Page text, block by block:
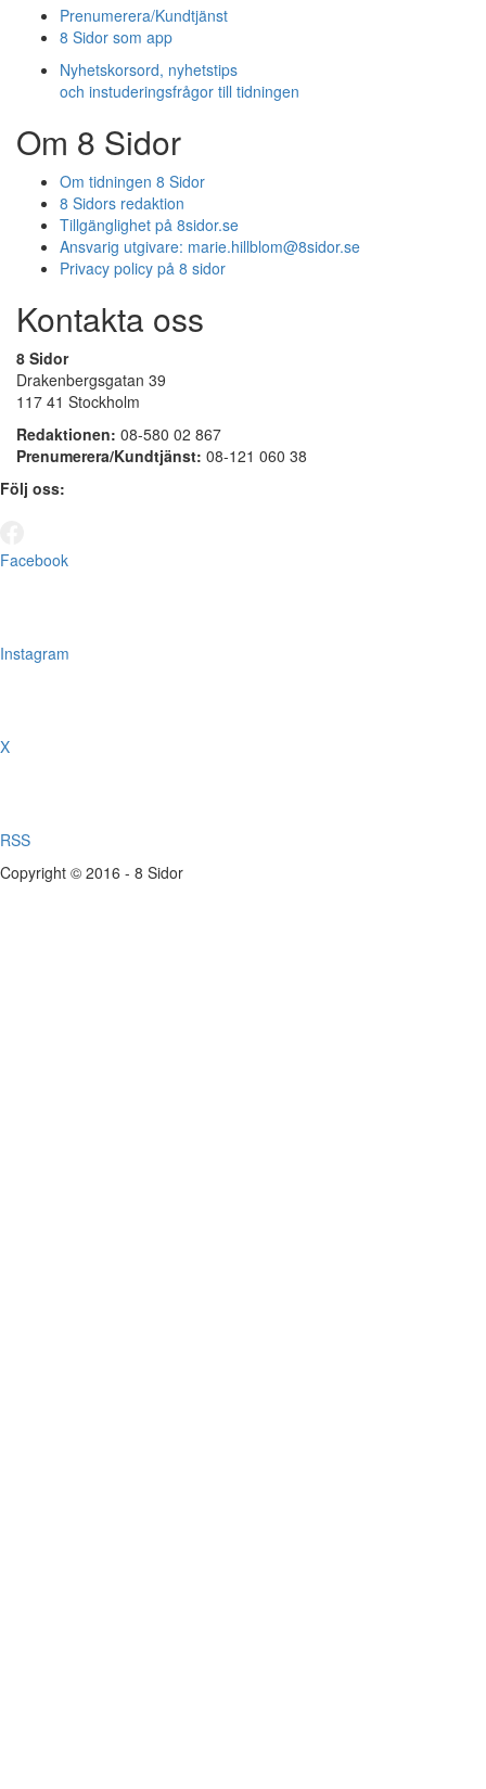
Prenumerera/Kundtjänst
8 Sidor som app
Nyhetskorsord, nyhetstips
och instuderingsfrågor till tidningen
Om 8 Sidor
Om tidningen 8 Sidor
8 Sidors redaktion
Tillgänglighet på 8sidor.se
Ansvarig utgivare: marie.hillblom@8sidor.se
Privacy policy på 8 sidor
Kontakta oss
8 Sidor
Drakenbergsgatan 39
117 41 Stockholm
Redaktionen: 08-580 02 867
Prenumerera/Kundtjänst: 08-121 060 38
Följ oss:
Facebook
Instagram
X
RSS
Copyright © 2016 - 8 Sidor